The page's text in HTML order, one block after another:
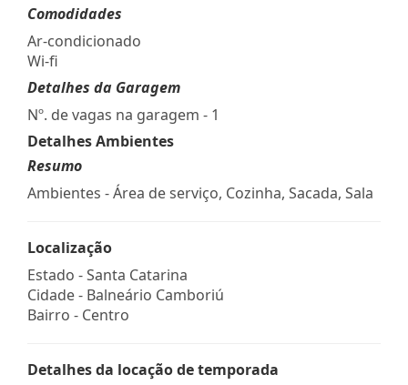
Comodidades
Ar-condicionado
Wi-fi
Detalhes da Garagem
Nº. de vagas na garagem - 1
Detalhes Ambientes
Resumo
Ambientes - Área de serviço, Cozinha, Sacada, Sala
Localização
Estado -Santa Catarina
Cidade - Balneário Camboriú
Bairro - Centro
Detalhes da locação de temporada